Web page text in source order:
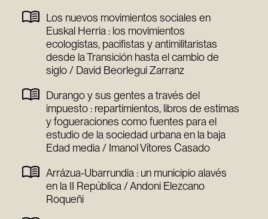
Los nuevos movimientos sociales en
Euskal Herria : los movimientos
ecologistas, pacifistas y antimilitaristas
desde la Transición hasta el cambio de
siglo / David Beorlegui Zarranz
Durango y sus gentes a través del
impuesto : repartimientos, libros de estimas
y fogueraciones como fuentes para el
estudio de la sociedad urbana en la baja
Edad media / Imanol Vítores Casado
Arrázua-Ubarrundia : un municipio alavés
en la II República / Andoni Elezcano
Roqueñi